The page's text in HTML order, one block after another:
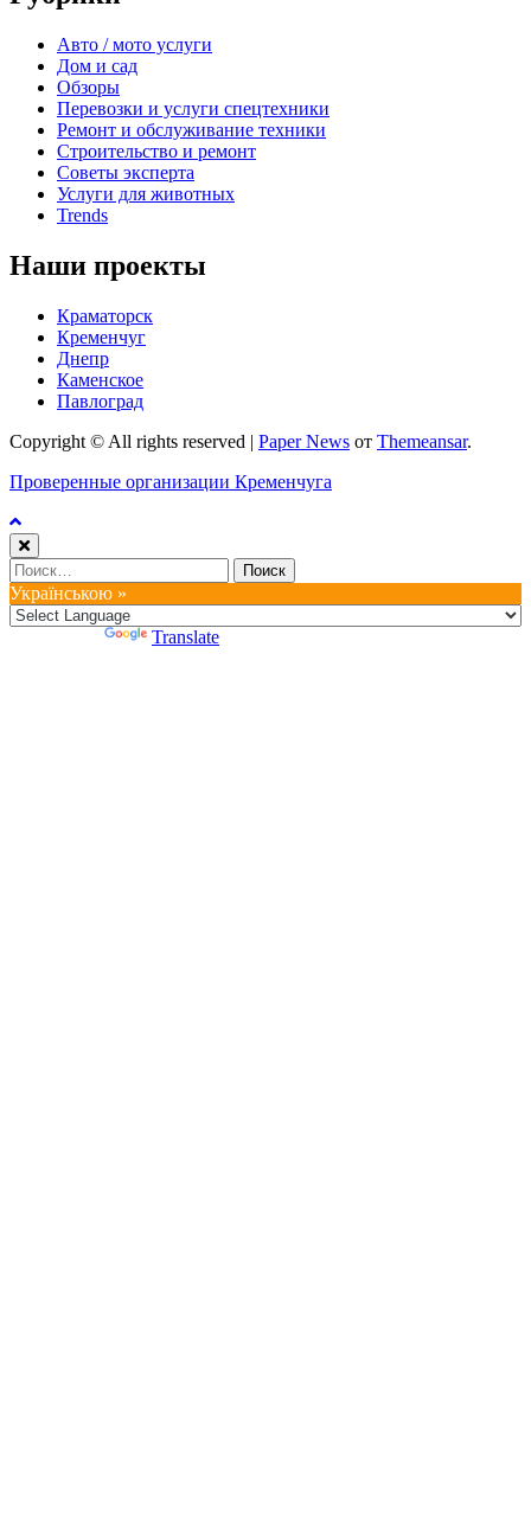
Авто / мото услуги
Дом и сад
Обзоры
Перевозки и услуги спецтехники
Ремонт и обслуживание техники
Строительство и ремонт
Советы эксперта
Услуги для животных
Trends
Наши проекты
Краматорск
Кременчуг
Днепр
Каменское
Павлоград
Copyright © All rights reserved | Paper News от Themeansar.
Проверенные организации Кременчуга
Найти:
Українською »
Translate